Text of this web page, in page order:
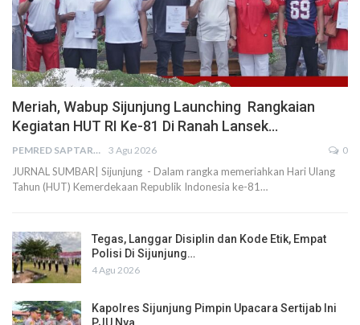
Meriah, Wabup Sijunjung Launching Rangkaian
Kegiatan HUT RI Ke-81 Di Ranah Lansek…
PEMRED SAPTARIUS 3 Agu 2026 0
JURNAL SUMBAR| Sijunjung - Dalam rangka memeriahkan Hari Ulang
Tahun (HUT) Kemerdekaan Republik Indonesia ke-81…
Tegas, Langgar Disiplin dan Kode Etik, Empat
Polisi Di Sijunjung…
4 Agu 2026
Kapolres Sijunjung Pimpin Upacara Sertijab Ini
PJU Nya